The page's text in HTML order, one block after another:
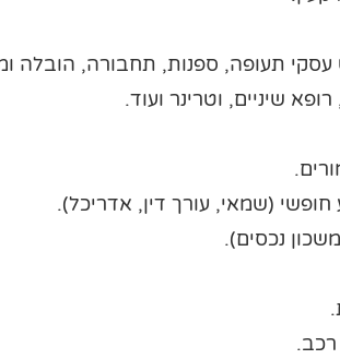
תעופה, ספנות, תחבורה, הובלה
שיניים, וטרינר ועוד.
(שמאי, עורך דין, אדריכל).
נכסים).